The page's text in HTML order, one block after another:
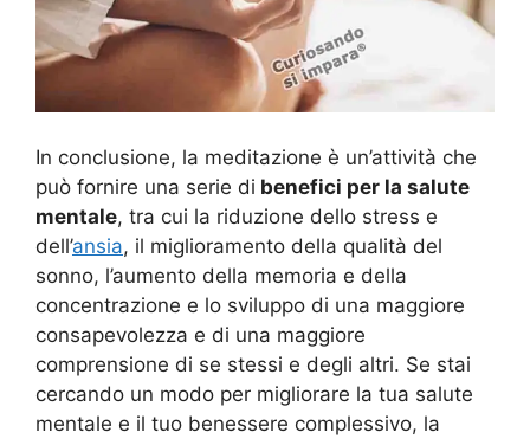
In conclusione, la meditazione è un’attività che
può fornire una serie di benefici per la salute
mentale, tra cui la riduzione dello stress e
dell’ansia, il miglioramento della qualità del
sonno, l’aumento della memoria e della
concentrazione e lo sviluppo di una maggiore
consapevolezza e di una maggiore
comprensione di se stessi e degli altri. Se stai
cercando un modo per migliorare la tua salute
mentale e il tuo benessere complessivo, la